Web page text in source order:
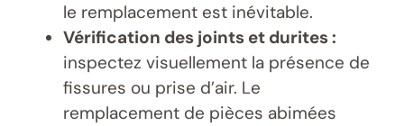
le remplacement est inévitable.
Vérification des joints et durites :
inspectez visuellement la présence de
fissures ou prise d’air. Le
remplacement de pièces abimées